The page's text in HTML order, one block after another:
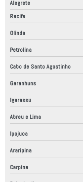
Alegrete
Recife
Olinda
Petrolina
Cabo de Santo Agostinho
Garanhuns
Igarassu
Abreu e Lima
Ipojuca
Araripina
Carpina